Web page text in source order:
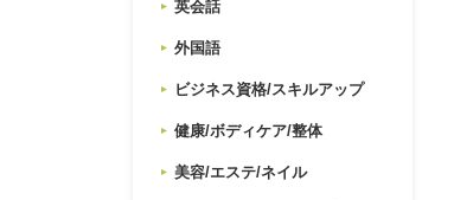
英会話
外国語
ビジネス資格/スキルアップ
健康/ボディケア/整体
美容/エステ/ネイル